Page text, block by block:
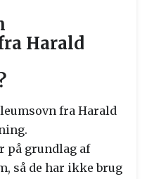
Harald
fra Harald
på grundlag af
så de har ikke brug